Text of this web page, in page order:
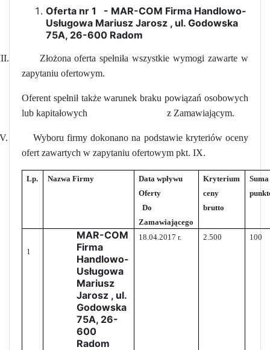
Oferta nr 1 - MAR-COM Firma Handlowo-
Usługowa Mariusz Jarosz , ul. Godowska
75A, 26-600 Radom
Złożona oferta spełniła wszystkie wymogi zawarte w
zapytaniu ofertowym.
Oferent spełnił także warunek braku powiązań osobowych
lub kapitałowych
z Zamawiającym.
Wyboru firmy dokonano na podstawie kryteriów oceny
ofert zawartych w zapytaniu ofertowym pkt. IX.
Lp. Nazwa Firmy
Data wpływu
Oferty
Do
Zamawiającego
Kryterium
ceny
brutto
Suma
1
MAR-COM
Firma
Handlowo-
Usługowa
Mariusz
Jarosz , ul.
Godowska
75A, 26-
600
Radom
18.04.2017 r. 2.500 100